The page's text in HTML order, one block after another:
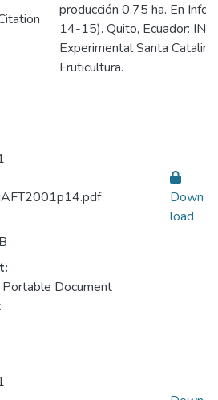
producción 0.75 ha. En
14-15). Quito, Ecuador:
Experimental Santa
Fruticultura.
Document
Down
load